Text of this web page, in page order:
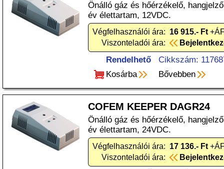
Önálló gáz és hőérzékelő,
év élettartam, 12VDC.
Végfelhasználói ára: 16 915.- Ft
Viszonteladói ára:
Rendelhető
Cikkszám:
Kosárba
Bővebben
COFEM KEEPER DAGR24
Önálló gáz és hőérzékelő,
év élettartam, 24VDC.
Végfelhasználói ára: 17 136.- Ft
Viszonteladói ára: